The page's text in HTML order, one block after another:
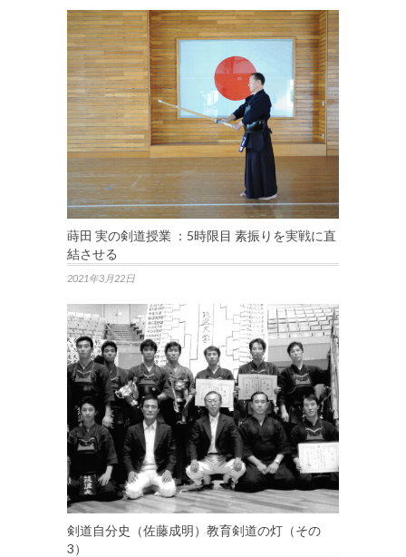
蒔田 実の剣道授業 ：5時限目 素振りを実戦に直
結させる
2021年3月22日
剣道自分史（佐藤成明）教育剣道の灯（その
3）